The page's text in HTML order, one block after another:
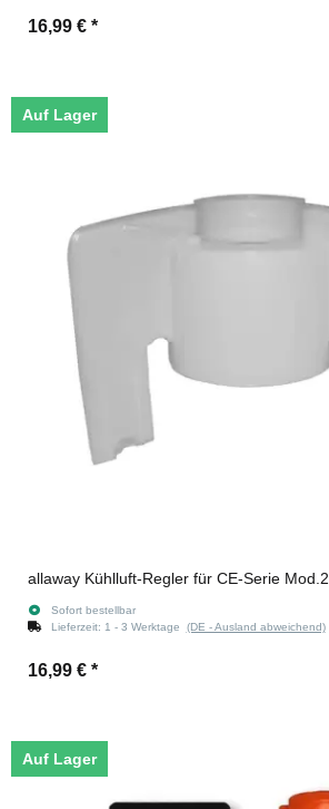
16,99 € *
Auf Lager
allaway Kühlluft-Regler für CE-Serie Mod.2
Sofort bestellbar
Lieferzeit: 1 - 3 Werktage (DE - Ausland abweichend)
16,99 € *
Auf Lager